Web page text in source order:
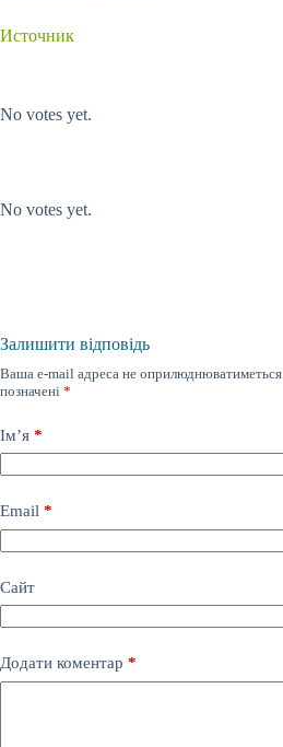
Источник
No votes yet.
No votes yet.
Залишити відповідь
Ваша e-mail адреса не оприлюднюватиметься.
позначені *
Ім’я *
Email *
Сайт
Додати коментар *